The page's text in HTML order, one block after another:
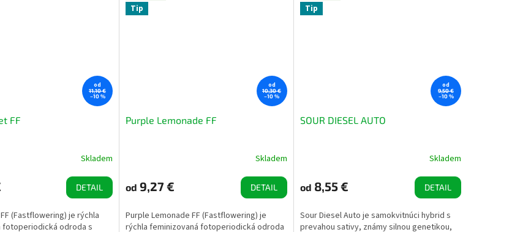
od
11,10 €
–10 %
FF
Skladem
DETAIL
(Fastflowering) je rýchla
fotoperiodická odroda s
Tip
od
10,30 €
–10 %
Purple Lemonade FF
Skladem
od 9,27 € DETAIL
Purple Lemonade FF (Fastflowering) je
rýchla feminizovaná fotoperiodická odroda
Tip
od
9,50 €
–10 %
SOUR DIESEL AUTO
Skladem
od 8,55 € DETAIL
Sour Diesel Auto je samokvitnúci hybrid s
prevahou sativy, známy silnou genetikou,